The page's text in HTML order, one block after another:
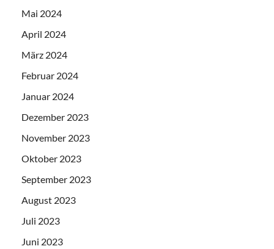
Mai 2024
April 2024
März 2024
Februar 2024
Januar 2024
Dezember 2023
November 2023
Oktober 2023
September 2023
August 2023
Juli 2023
Juni 2023